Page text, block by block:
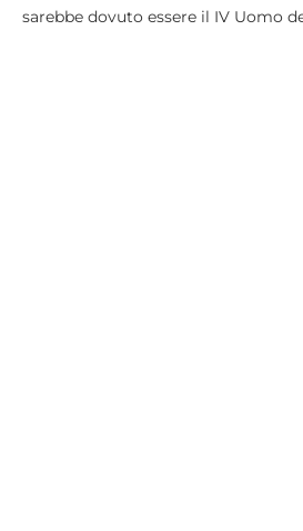
sarebbe dovuto essere il IV Uomo